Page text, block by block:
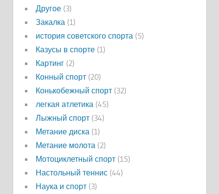
Другое(3)
Закалка (1)
история советского спорта (5)
Казусы в спорте(1)
Картинг(2)
Конный спорт(20)
Конькобежный спорт(32)
легкая атлетика (45)
Лыжный спорт(34)
Метание диска (1)
Метание молота (2)
Мотоциклетный спорт(15)
Настольный теннис(44)
Наука и спорт(3)